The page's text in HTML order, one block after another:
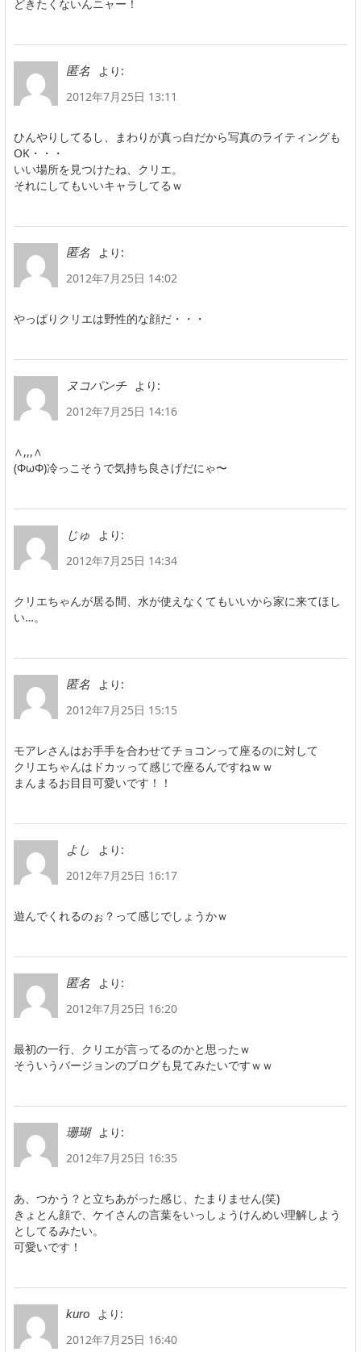
どきたくないんニャー！
匿名
より:
2012年7月25日 13:11
ひんやりしてるし、まわりが真っ白だから写真のライティングも
OK・・・
いい場所を見つけたね、クリエ。
それにしてもいいキャラしてるｗ
匿名
より:
2012年7月25日 14:02
やっぱりクリエは野性的な顔だ・・・
ヌコパンチ
より:
2012年7月25日 14:16
∧,,,∧
(ΦωΦ)冷っこそうで気持ち良さげだにゃ〜
じゅ
より:
2012年7月25日 14:34
クリエちゃんが居る間、水が使えなくてもいいから家に来てほし
い…。
匿名
より:
2012年7月25日 15:15
モアレさんはお手手を合わせてチョコンって座るのに対して
クリエちゃんはドカッって感じで座るんですねｗｗ
まんまるお目目可愛いです！！
よし
より:
2012年7月25日 16:17
遊んでくれるのぉ？って感じでしょうかｗ
匿名
より:
2012年7月25日 16:20
最初の一行、クリエが言ってるのかと思ったｗ
そういうバージョンのブログも見てみたいですｗｗ
珊瑚
より:
2012年7月25日 16:35
あ、つかう？と立ちあがった感じ、たまりません(笑)
きょとん顔で、ケイさんの言葉をいっしょうけんめい理解しよう
としてるみたい。
可愛いです！
kuro
より:
2012年7月25日 16:40